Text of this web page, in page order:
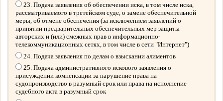
23. Подача заявления об обеспечении иска, в том числе иска,
рассматриваемого в третейском суде, о замене обеспечительной
меры, об отмене обеспечения (за исключением заявлений о
принятии предварительных обеспечительных мер защиты
авторских и (или) смежных прав в информационно-
телекоммуникационных сетях, в том числе в сети "Интернет")
24. Подача заявления по делам о взыскании алиментов
25. Подача административного искового заявления о
присуждении компенсации за нарушение права на
судопроизводство в разумный срок или права на исполнение
судебного акта в разумный срок